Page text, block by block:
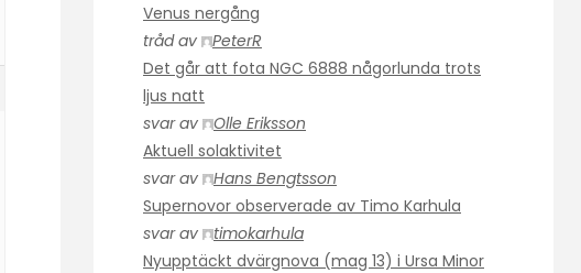
Venus nergång
tråd av
PeterR
Det går att fota NGC 6888 någorlunda trots
ljus natt
svar av
Olle Eriksson
Aktuell solaktivitet
svar av
Hans Bengtsson
Supernovor observerade av Timo Karhula
svar av
timokarhula
Nyupptäckt dvärgnova (mag 13) i Ursa Minor